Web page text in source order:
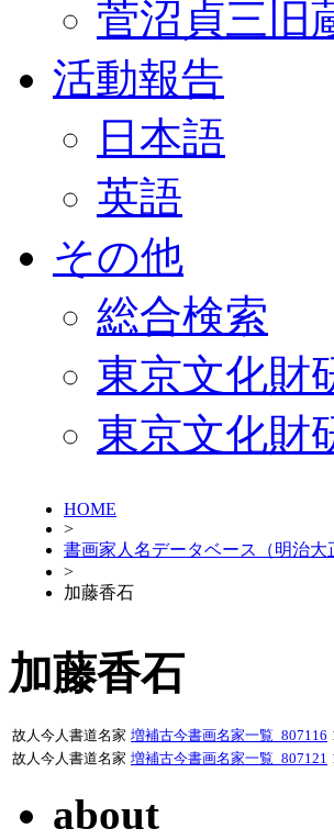
菅沼貞三旧
活動報告
日本語
英語
その他
総合検索
東京文化財
東京文化財
HOME
>
書画家人名データベース（明治
>
加藤香石
加藤香石
故人今人書道名家 増補古今書画名家一覧_807116
故人今人書道名家 増補古今書画名家一覧_807121
about